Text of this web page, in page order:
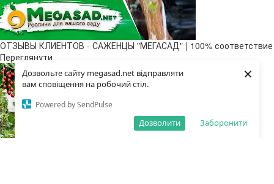
Дозвольте сайту megasad.net відправляти
вам сповіщення на робочий стіл.
Powered by SendPulse
Заборонити
Дозволити
×
ОТЗЫВЫ КЛИЕНТОВ - САЖЕНЦЫ "МЕГАСАД" | 100% соответствие
Переглянути